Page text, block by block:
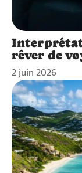
rêver de
2 juin 2026